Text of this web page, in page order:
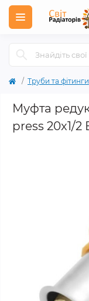
Труби та фітинги
Муфта
press 20x1/2